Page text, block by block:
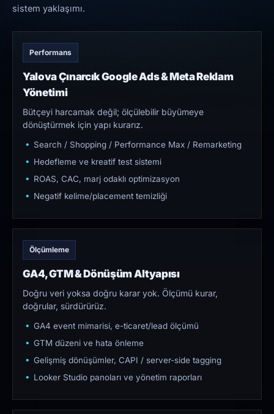
sistem yaklaşımı.
Performans
Yalova Çınarcık Google Ads & Meta Reklam
Yönetimi
Bütçeyi harcamak değil; ölçülebilir büyümeye
dönüştürmek için yapı kurarız.
Search / Shopping / Performance Max / Remarketing
Hedefleme ve kreatif test sistemi
ROAS, CAC, marj odaklı optimizasyon
Negatif kelime/placement temizliği
Ölçümleme
GA4, GTM & Dönüşüm Altyapısı
Doğru veri yoksa doğru karar yok. Ölçümü kurar,
doğrular, sürdürürüz.
GA4 event mimarisi, e-ticaret/lead ölçümü
GTM düzeni ve hata önleme
Gelişmiş dönüşümler, CAPI / server-side tagging
Looker Studio panoları ve yönetim raporları